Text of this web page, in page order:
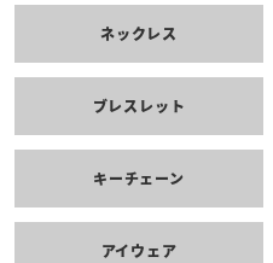
ネックレス
ブレスレット
キーチェーン
アイウェア